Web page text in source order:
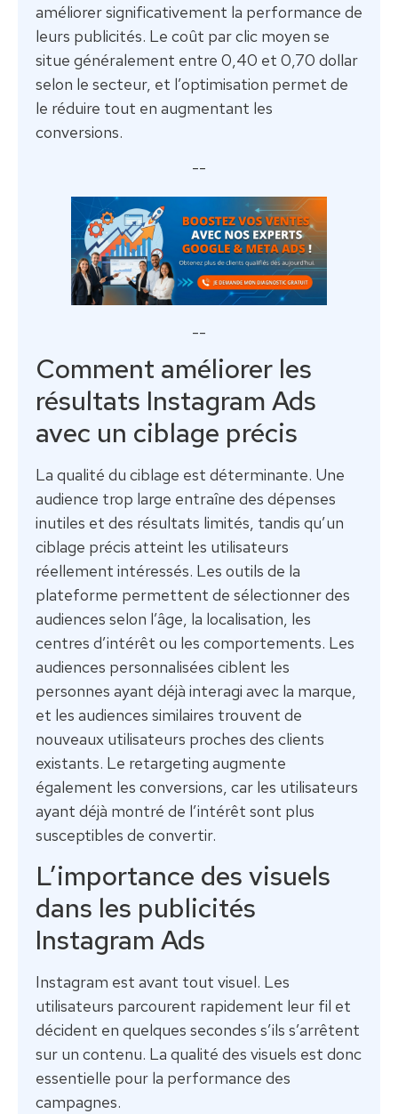
améliorer significativement la performance de
leurs publicités. Le coût par clic moyen se
situe généralement entre 0,40 et 0,70 dollar
selon le secteur, et l’optimisation permet de
le réduire tout en augmentant les
conversions.
--
--
Comment améliorer les
résultats Instagram Ads
avec un ciblage précis
La qualité du ciblage est déterminante. Une
audience trop large entraîne des dépenses
inutiles et des résultats limités, tandis qu’un
ciblage précis atteint les utilisateurs
réellement intéressés. Les outils de la
plateforme permettent de sélectionner des
audiences selon l’âge, la localisation, les
centres d’intérêt ou les comportements. Les
audiences personnalisées ciblent les
personnes ayant déjà interagi avec la marque,
et les audiences similaires trouvent de
nouveaux utilisateurs proches des clients
existants. Le retargeting augmente
également les conversions, car les utilisateurs
ayant déjà montré de l’intérêt sont plus
susceptibles de convertir.
L’importance des visuels
dans les publicités
Instagram Ads
Instagram est avant tout visuel. Les
utilisateurs parcourent rapidement leur fil et
décident en quelques secondes s’ils s’arrêtent
sur un contenu. La qualité des visuels est donc
essentielle pour la performance des
campagnes.